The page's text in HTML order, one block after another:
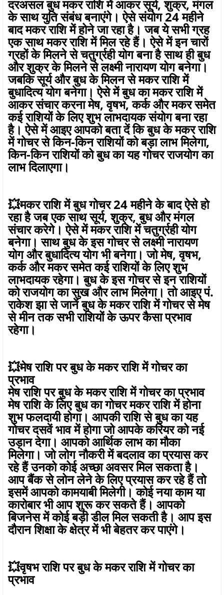
दरअसल बुध मकर राशि में आकर सूर्य, शुक्र, मंगल
के साथ युति संबंध बनाएंगे। ऐसे संयोग 24 महीने
बाद मकर राशि में होने जा रहा है। जब ये सभी ग्रह
एक साथ मकर राशि में मिल रहे हैं। ऐसे में इन चारों
ग्रहों के मिलने से चतुर्ग्रही योग बना है साथ ही बुध
और शुक्र के मिलने से लक्ष्मी नारायण योग बनेगा।
जबकि सूर्य और बुध के मिलन से मकर राशि में
बुधादित्य योग बनेगा। ऐसे में बुध का मकर राशि में
आकर संचार करना मेष, वृषभ, कर्क और मकर समेत
कई राशियों के लिए शुभ लाभदायक संयोग बना रहा
है। ऐसे में आइए आपको बता दें कि बुध के मकर राशि
में गोचर से किन-किन राशियों को बड़ा लाभ मिलेगा,
किन-किन राशियों को बुध का यह गोचर राजयोग का
लाभ दिलाएगा।
💥मकर राशि में बुध गोचर 24 महीने के बाद ऐसे हो
रहा है जब एक साथ सूर्य, शुक्र, बुध और मंगल
संचार करेगे। ऐसे में मकर राशि में चतुर्ग्रही योग
बनेगा। साथ बुध के इस गोचर से लक्ष्मी नारायण
योग और बुधादित्य योग भी बनेगा। जो मेष, वृषभ,
कर्क और मकर समेत कई राशियों के लिए शुभ
लाभदायक रहेगा। बुध के इस गोचर से इन राशियों
को राजयोग का सुख और लाभ मिलेगा। तो आइए पं.
राकेश झा से जानें बुध के मकर राशि में गोचर से मेष
से मीन तक सभी राशियों के ऊपर कैसा प्रभाव
रहेगा।
💥मेष राशि पर बुध के मकर राशि में गोचर का
प्रभाव
मेष राशि पर बुध के मकर राशि में गोचर का प्रभाव
मेष राशि के लिए बुध का गोचर मकर राशि में होना
शुभ फलदायी होगा। आपकी राशि से बुध का यह
गोचर दसवें भाव में होगा जो आपके करियर को नई
उड़ान देगा। आपको आर्थिक लाभ का मौका
मिलेगा। जो लोग नौकरी में बदलाव का प्रयास कर
रहे हैं उनको कोई अच्छा अवसर मिल सकता है।
आप बैंक से लोन लेने के लिए प्रयास कर रहे हैं तो
इसमें आपको कामयाबी मिलेगी। कोई नया काम या
कारोबार भी आप शुरू कर सकते हैं। आपको
बिजनेस में कोई बड़ी डील मिल सकती है। आप इस
दौरान शिक्षा के क्षेत्र में भी बेहतर कर पाएंगे।
💥वृषभ राशि पर बुध के मकर राशि में गोचर का
प्रभाव